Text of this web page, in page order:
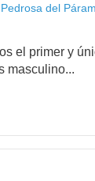
del
el primer y
masculino...